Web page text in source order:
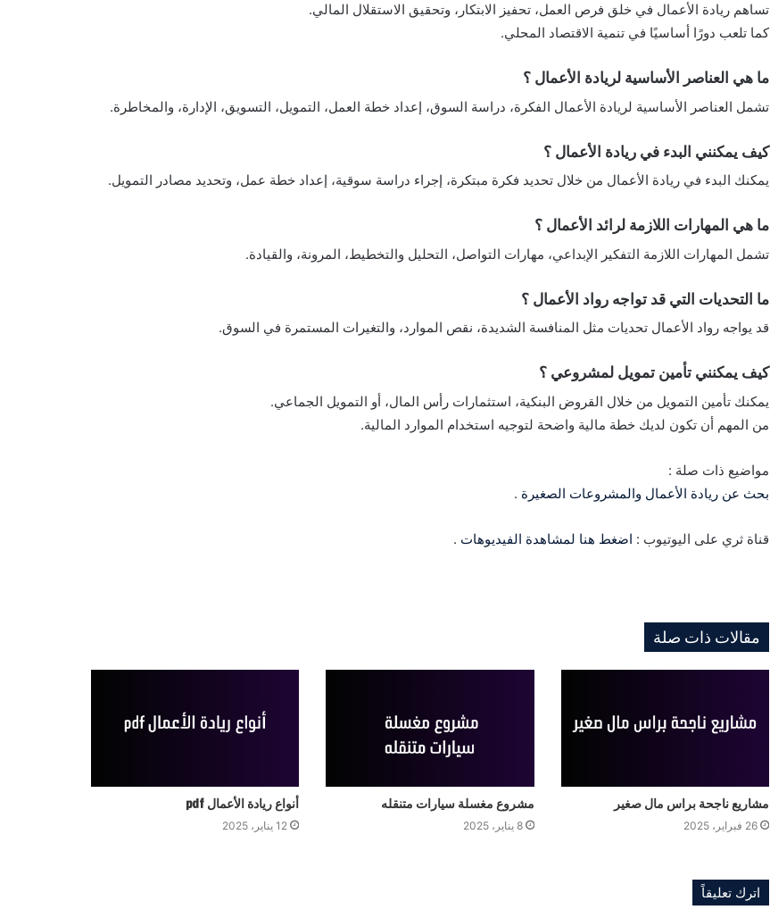
تساهم ريادة الأعمال في خلق فرص العمل، تحفيز الابتكار، وتحقيق الاستقلال المالي.
كما تلعب دورًا أساسيًا في تنمية الاقتصاد المحلي.
ما هي العناصر الأساسية لريادة الأعمال ؟
تشمل العناصر الأساسية لريادة الأعمال الفكرة، دراسة السوق، إعداد خطة العمل، التمويل، التسويق، الإدارة، والمخاطرة.
كيف يمكنني البدء في ريادة الأعمال ؟
يمكنك البدء في ريادة الأعمال من خلال تحديد فكرة مبتكرة، إجراء دراسة سوقية، إعداد خطة عمل، وتحديد مصادر التمويل.
ما هي المهارات اللازمة لرائد الأعمال ؟
تشمل المهارات اللازمة التفكير الإبداعي، مهارات التواصل، التحليل والتخطيط، المرونة، والقيادة.
ما التحديات التي قد تواجه رواد الأعمال ؟
قد يواجه رواد الأعمال تحديات مثل المنافسة الشديدة، نقص الموارد، والتغيرات المستمرة في السوق.
كيف يمكنني تأمين تمويل لمشروعي ؟
يمكنك تأمين التمويل من خلال القروض البنكية، استثمارات رأس المال، أو التمويل الجماعي.
من المهم أن تكون لديك خطة مالية واضحة لتوجيه استخدام الموارد المالية.
مواضيع ذات صلة :
بحث عن ريادة الأعمال والمشروعات الصغيرة .
قناة ثري على اليوتيوب : اضغط هنا لمشاهدة الفيديوهات .
مقالات ذات صلة
مشاريع ناجحة براس مال صغير
26 فبراير، 2025
مشروع مغسلة سيارات متنقله
8 يناير، 2025
أنواع ريادة الأعمال pdf
12 يناير، 2025
اترك تعليقاً